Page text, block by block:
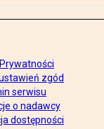
zgód
serwisu
o nadawcy
dostępności